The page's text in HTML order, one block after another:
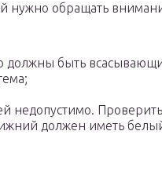
нужно обращать
должны быть
недопустимо.
должен иметь